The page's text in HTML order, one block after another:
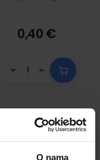
O nama
0,40 €
VI-42
ZDRAVSTVENI